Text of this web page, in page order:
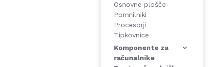
Osnovne plošče
Pomnilniki
Procesorji
Tipkovnice
Komponente za
računalnike